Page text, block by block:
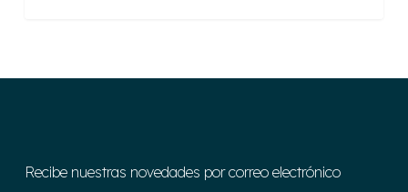
Recibe nuestras novedades por correo electrónico